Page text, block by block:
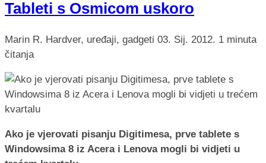
Tableti s Osmicom uskoro
Marin R. Hardver, uređaji, gadgeti 03. Sij. 2012. 1 minuta
čitanja
Ako je vjerovati pisanju Digitimesa, prve tablete s
Windowsima 8 iz Acera i Lenova mogli bi vidjeti u